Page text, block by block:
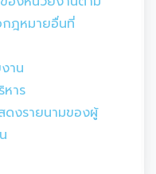
ฎหมายอื่นที่
าน
หาร
ดงรายนามของผู้